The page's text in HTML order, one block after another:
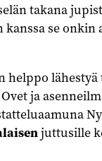
takana
se
ja
juttusille